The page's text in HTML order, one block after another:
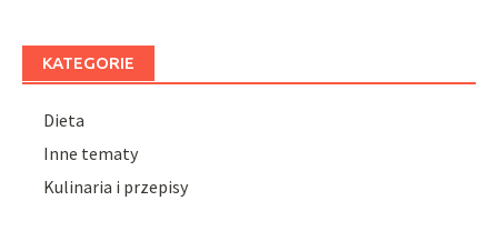
KATEGORIE
Dieta
Inne tematy
Kulinaria i przepisy